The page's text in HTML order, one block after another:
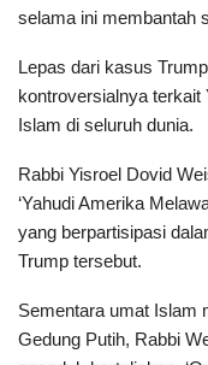
selama ini membantah
Lepas dari kasus
kontroversialnya
Islam di seluruh dunia.
Rabbi Yisroel Dovid
‘Yahudi Amerika
yang berpartisipasi
Trump tersebut.
Sementara umat Islam
Gedung Putih, Rabbi